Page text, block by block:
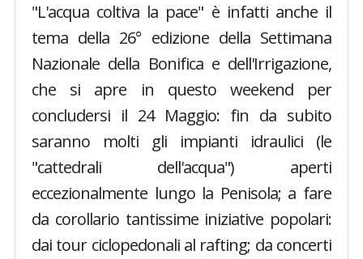
"L'acqua coltiva la pace" è infatti anche il
tema della 26° edizione della Settimana
Nazionale della Bonifica e dell'Irrigazione,
che si apre in questo weekend per
concludersi il 24 Maggio: fin da subito
saranno molti gli impianti idraulici (le
"cattedrali dell'acqua") aperti
eccezionalmente lungo la Penisola; a fare
da corollario tantissime iniziative popolari:
dai tour ciclopedonali al rafting; da concerti